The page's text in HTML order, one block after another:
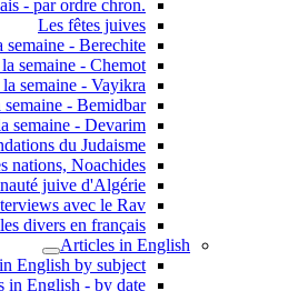
.Articles en français - par ordre chron
Les fêtes juives
semaine - Berechite
semaine - Chemot
semaine - Vayikra
semaine - Bemidbar
semaine - Devarim
du Judaisme
nations, Noachides
juive d'Algérie
avec le Rav
divers en français
Articles in English
English by subject
in English - by date